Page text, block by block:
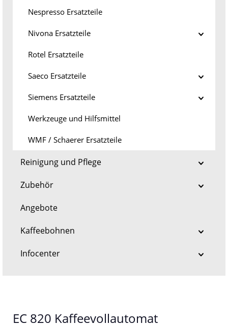
Nespresso Ersatzteile
Nivona Ersatzteile
Rotel Ersatzteile
Saeco Ersatzteile
Siemens Ersatzteile
Werkzeuge und Hilfsmittel
WMF / Schaerer Ersatzteile
Reinigung und Pflege
Zubehör
Angebote
Kaffeebohnen
Infocenter
EC 820 Kaffeevollautomat